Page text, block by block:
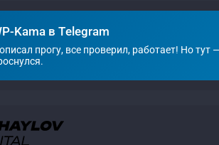
Kama в Telegram
прогу, все проверил, работает! Но тут